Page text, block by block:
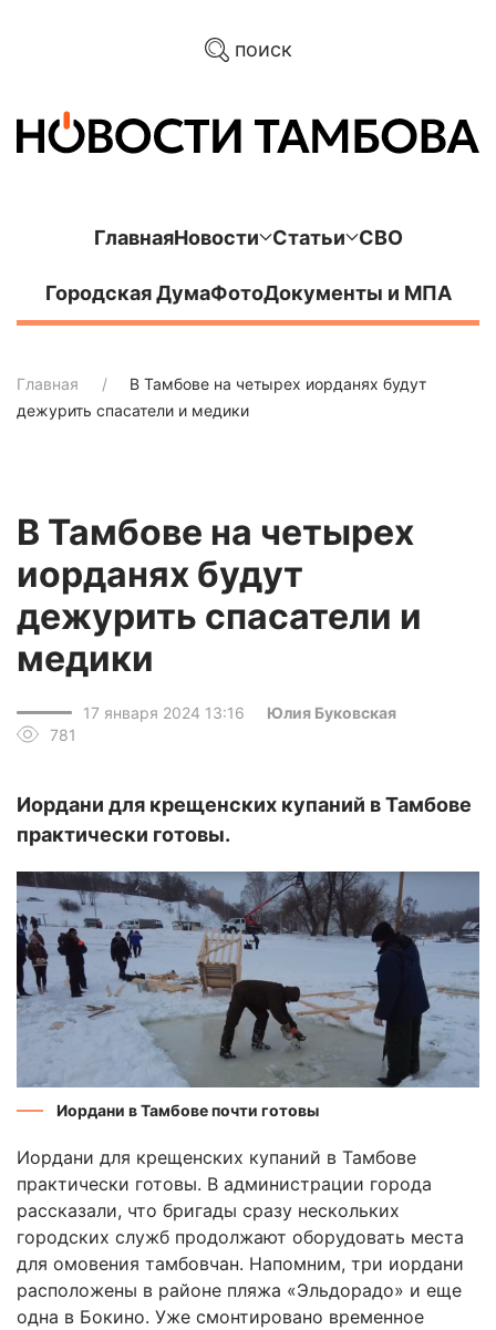
поиск
ГлавнаяНовости Статьи СВО
Городская ДумаФотоДокументы и МПА
Главная
В Тамбове на четырех иорданях будут
дежурить спасатели и медики
В Тамбове на четырех
иорданях будут
дежурить спасатели и
медики
17 января 2024 13:16
Юлия Буковская
781
Иордани для крещенских купаний в Тамбове
практически готовы.
Иордани в Тамбове почти готовы
Иордани для крещенских купаний в Тамбове
практически готовы. В администрации города
рассказали, что бригады сразу нескольких
городских служб продолжают оборудовать места
для омовения тамбовчан. Напомним, три иордани
расположены в районе пляжа «Эльдорадо» и еще
одна в Бокино. Уже смонтировано временное